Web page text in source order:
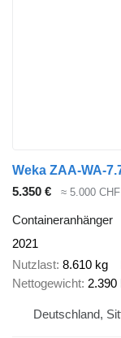
Weka ZAA-WA-
5.350 €
≈ 5.000 CHF
Containeranhänger
2021
Nutzlast 8.610 kg
Nettogewicht 2.390
Deutschland,